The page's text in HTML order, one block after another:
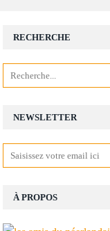
NEWSLETTER
RECHERCHE
À PROPOS